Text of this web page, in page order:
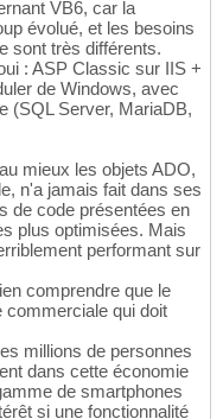
VB6, car la
évolué, et les besoins
sont très différents.
: ASP Classic sur IIS +
de Windows, avec
(SQL Server, MariaDB,
mieux les objets ADO,
n'a jamais fait dans ses
de code présentées en
plus optimisées. Mais
performant sur
comprendre que le
commerciale qui doit
millions de personnes
dans cette économie
de smartphones
si une fonctionnalité